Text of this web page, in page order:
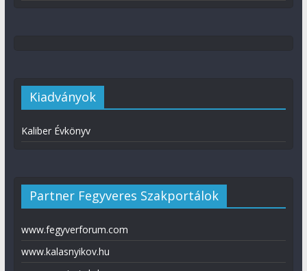
Kiadványok
Kaliber Évkönyv
Partner Fegyveres Szakportálok
www.fegyverforum.com
www.kalasnyikov.hu